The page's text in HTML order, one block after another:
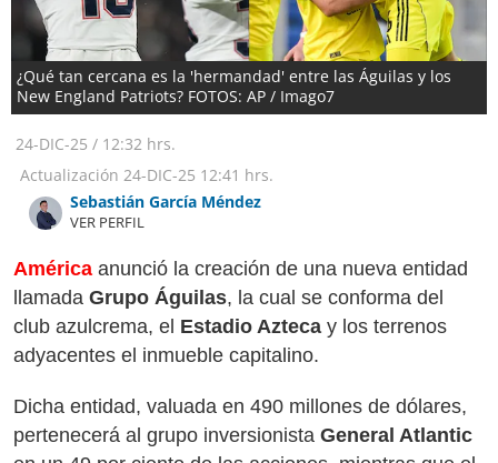
¿Qué tan cercana es la 'hermandad' entre las Águilas y los
New England Patriots? FOTOS: AP / Imago7
24-DIC-25 / 12:32 hrs.
Actualización 24-DIC-25 12:41 hrs.
Sebastián García Méndez
VER PERFIL
América anunció la creación de una nueva entidad
llamada Grupo Águilas, la cual se conforma del
club azulcrema, el Estadio Azteca y los terrenos
adyacentes el inmueble capitalino.
Dicha entidad, valuada en 490 millones de dólares,
pertenecerá al grupo inversionista General Atlantic